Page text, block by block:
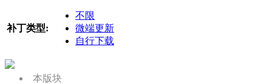
补丁类型:
不限
微端更新
自行下载
本版块